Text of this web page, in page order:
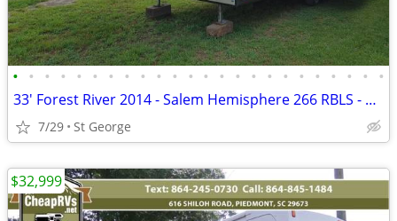
• • • • • • • • • • • • • • • • • • • • • • • •
33' Forest River 2014 - Salem Hemisphere 266 RBLS - CS210095
7/29 St George
$32,999